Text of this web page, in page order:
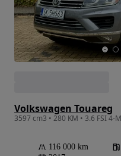
Volkswagen Touareg
3597 cm3 • 280 KM • 3.6 FSI 4-
116 000 km